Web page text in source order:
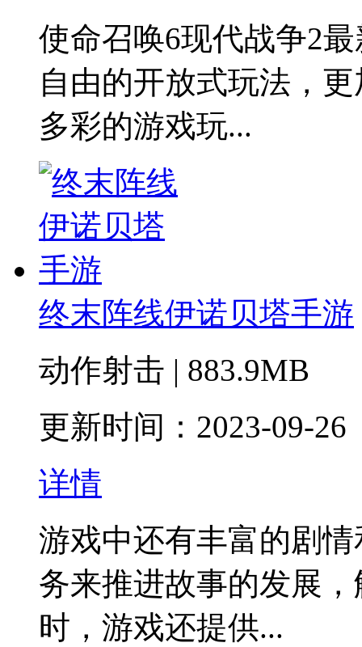
使命召唤6现代战争2
自由的开放式玩法，
多彩的游戏玩...
终末阵线伊诺贝塔手游
动作射击 | 883.9MB
更新时间：2023-09-26
详情
游戏中还有丰富的剧
务来推进故事的发展
时，游戏还提供...